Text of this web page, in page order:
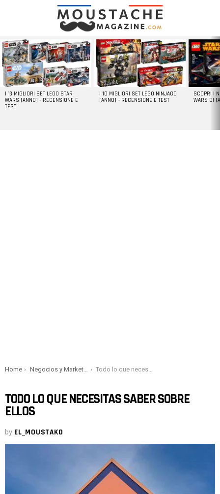
LATEST
STORIES
I 13 MIGLIORI SET LEGO STAR
WARS [ANNO] – RECENSIONE E
TEST
I 10 MIGLIORI SET LEGO NINJAGO
[ANNO] – RECENSIONE E TEST
SCOPRI I
WARS DI
You are here:
Home Negocios y Marketing Todo lo que necesitas saber sobre ellos
TODO LO QUE NECESITAS SABER SOBRE
ELLOS
by EL_MOUSTAKO